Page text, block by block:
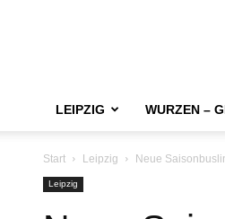
LEIPZIG WURZEN –
Start Leipzig Neue
Leipzig